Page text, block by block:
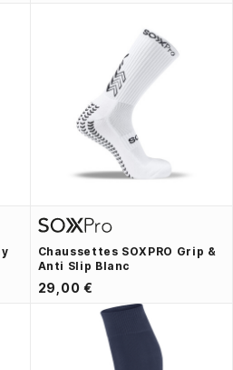
Chaussettes SOXPRO Grip &
Anti Slip Blanc
29,00 €